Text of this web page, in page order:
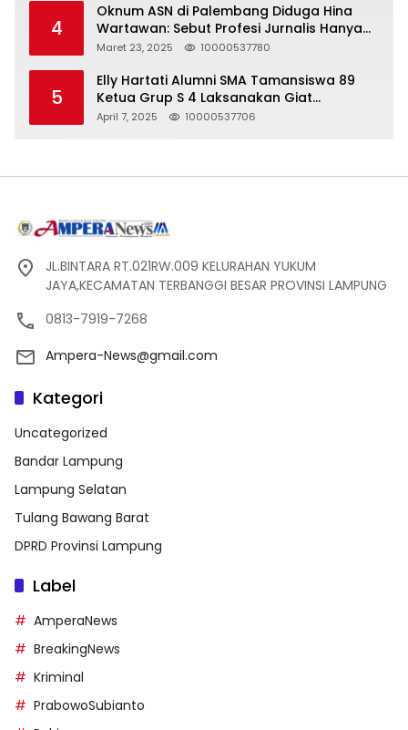
4
Oknum ASN di Palembang Diduga Hina
Wartawan: Sebut Profesi Jurnalis Hanya
Seharga 2 Liter Bensin, Berujung Dugaan
Maret 23, 2025 10000537780
5
Elly Hartati Alumni SMA Tamansiswa 89
Ketua Grup S 4 Laksanakan Giat
Silaturahmi
April 7, 2025 10000537706
JL.BINTARA RT.021RW.009 KELURAHAN YUKUM
JAYA,KECAMATAN TERBANGGI BESAR PROVINSI LAMPUNG
0813-7919-7268
Ampera-News@gmail.com
Kategori
Uncategorized
Bandar Lampung
Lampung Selatan
Tulang Bawang Barat
DPRD Provinsi Lampung
Label
AmperaNews
BreakingNews
Kriminal
PrabowoSubianto